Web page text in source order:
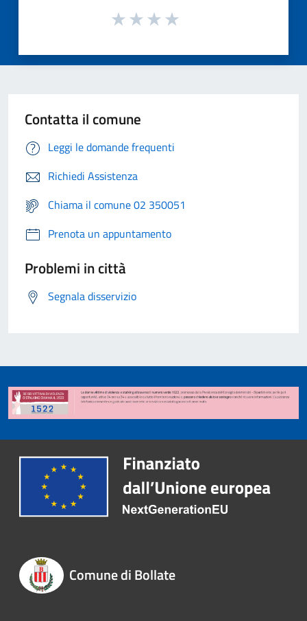
Contatta il comune
Leggi le domande frequenti
Richiedi Assistenza
Chiama il comune 02 350051
Prenota un appuntamento
Problemi in città
Segnala disservizio
Comune di Bollate